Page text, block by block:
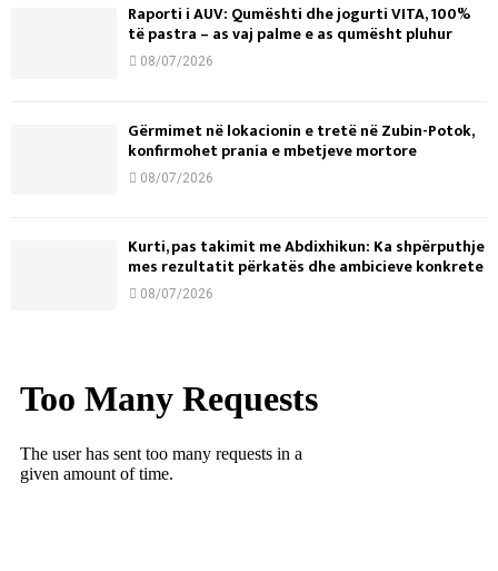
Raporti i AUV: Qumështi dhe jogurti VITA, 100%
të pastra – as vaj palme e as qumësht pluhur
08/07/2026
Gërmimet në lokacionin e tretë në Zubin-Potok,
konfirmohet prania e mbetjeve mortore
08/07/2026
Kurti, pas takimit me Abdixhikun: Ka shpërputhje
mes rezultatit përkatës dhe ambicieve konkrete
08/07/2026